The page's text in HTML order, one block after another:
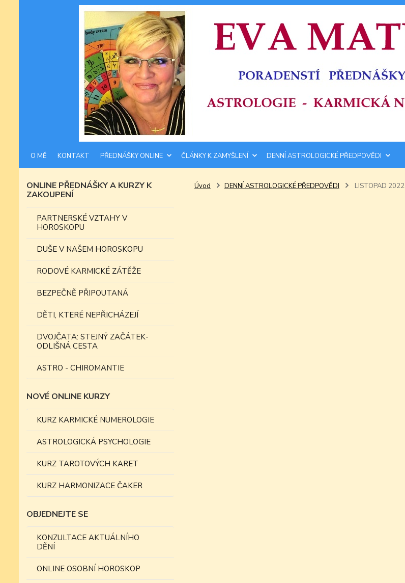
O MĚ KONTAKT PŘEDNÁŠKY ONLINE ČLÁNKY K ZAMYŠLENÍ DENNÍ ASTROLOGICKÉ PŘEDPOVĚDI
ONLINE PŘEDNÁŠKY A KURZY K
ZAKOUPENÍ
PARTNERSKÉ VZTAHY V
HOROSKOPU
DUŠE V NAŠEM HOROSKOPU
RODOVÉ KARMICKÉ ZÁTĚŽE
BEZPEČNĚ PŘIPOUTANÁ
DĚTI, KTERÉ NEPŘICHÁZEJÍ
DVOJČATA: STEJNÝ ZAČÁTEK-
ODLIŠNÁ CESTA
ASTRO - CHIROMANTIE
NOVÉ ONLINE KURZY
KURZ KARMICKÉ NUMEROLOGIE
ASTROLOGICKÁ PSYCHOLOGIE
KURZ TAROTOVÝCH KARET
KURZ HARMONIZACE ČAKER
OBJEDNEJTE SE
KONZULTACE AKTUÁLNÍHO
DĚNÍ
ONLINE OSOBNÍ HOROSKOP
Úvod DENNÍ ASTROLOGICKÉ PŘEDPOVĚDI LISTOPAD 2022